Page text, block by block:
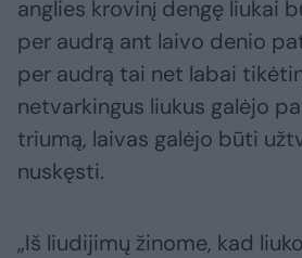
anglies krovinį dengę liukai
per audrą ant laivo denio
per audrą tai net labai
netvarkingus liukus galėjo
triumą, laivas galėjo būti
nuskęsti.
„Iš liudijimų žinome, kad